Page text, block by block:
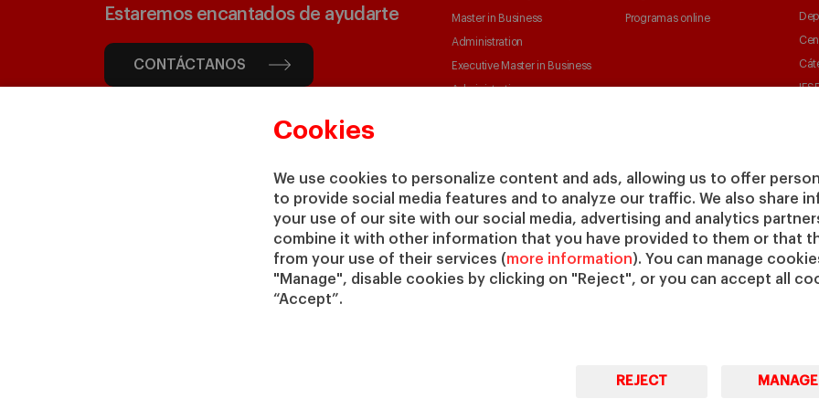
Cookies
We use cookies to personalize content and ads, allowing us to offer
to provide social media features and to analyze our traffic. We also share
your use of our site with our social media, advertising and analytics
combine it with other information that you have provided to them or that
from your use of their services (more information). You can manage
"Manage", disable cookies by clicking on "Reject", or you can accept all
“Accept”.
REJECT MANAGE
Estaremos encantados de ayudarte
CONTÁCTANOS
Master in Business
Administration
Executive Master in Business
Administration
Master in Research in
PhD in Management
Programas online
© Copyright, 2026. IESE Business School | University of